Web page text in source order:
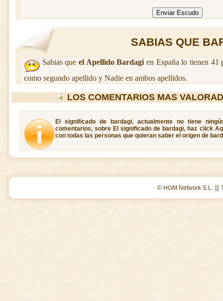
SABIAS QUE
Sabias que el Apellido Bardagi en España lo tienen 41
como segundo apellido y Nadie en ambos apellidos.
LOS COMENTARIOS MAS
El significado de bardagi, actualmente no tiene
comentarios, sobre El significado de bardagi, haz click
con todas las personas que quieran saber el origen de
© HGM Network S.L. ||